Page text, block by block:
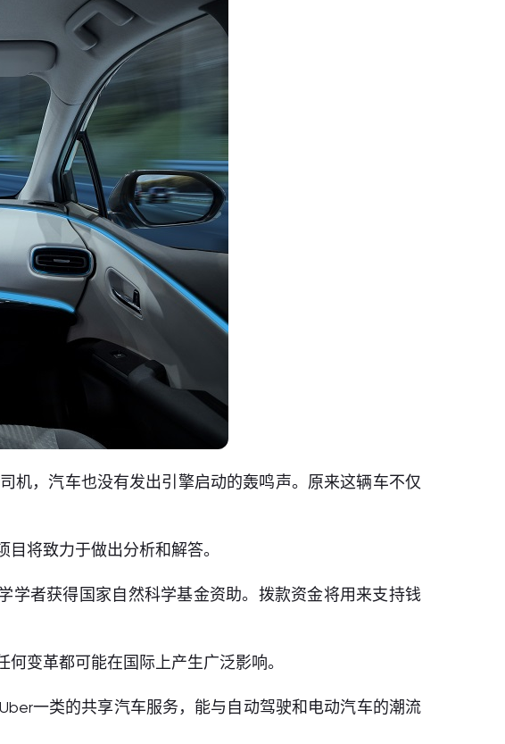
机，汽车也没有发出引擎启动的轰鸣声。原来这辆车不仅
将致力于做出分析和解答。
学者获得国家自然科学基金资助。拨款资金将用来支持钱
变革都可能在国际上产生广泛影响。
一类的共享汽车服务，能与自动驾驶和电动汽车的潮流